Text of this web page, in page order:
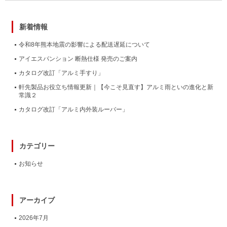
新着情報
令和8年熊本地震の影響による配送遅延について
アイエスパンション 断熱仕様 発売のご案内
カタログ改訂「アルミ手すり」
軒先製品お役立ち情報更新｜【今こそ見直す】アルミ雨といの進化と新
常識２
カタログ改訂「アルミ内外装ルーバー」
カテゴリー
お知らせ
アーカイブ
2026年7月